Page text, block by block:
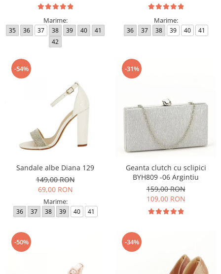
Marime:
35 36 37 38 39 40
41
42
Marime:
36 37 38 39 40 41
-54%
Sandale albe Diana 129
149,00 RON
69,00 RON
Marime:
36 37 38 39 40 41
-31%
Geanta clutch cu sclipici
BYH809 -06 Argintiu
159,00 RON
109,00 RON
-50% -34%